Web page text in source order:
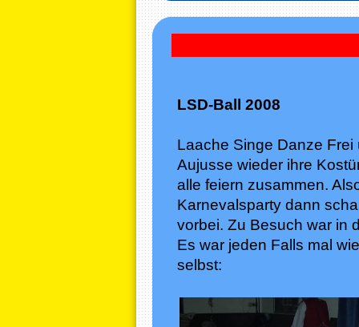
LSD-Ball 2008
Laache Singe Danze
Aujusse wieder ihre
alle feiern zusammen.
Karnevalsparty dann
vorbei. Zu Besuch war in
Es war jeden Falls mal
selbst: